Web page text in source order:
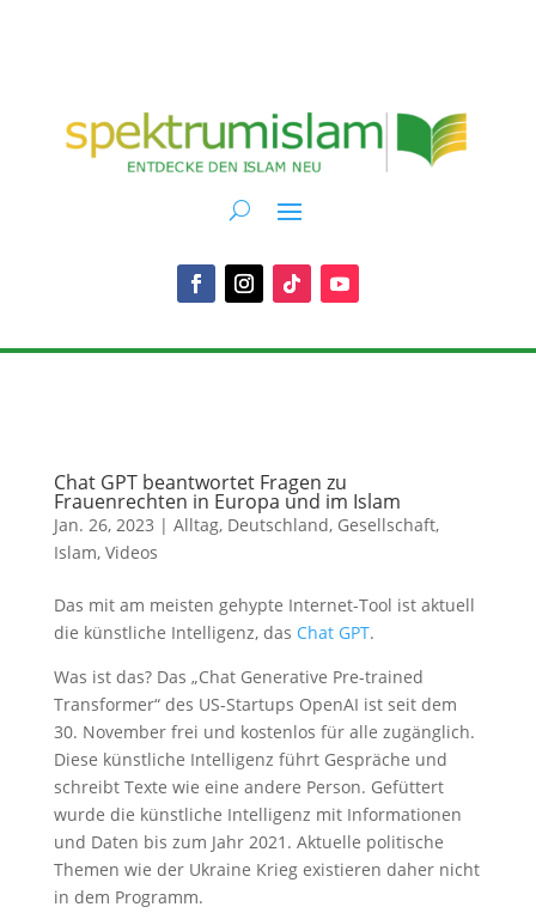
Chat GPT beantwortet Fragen zu
Frauenrechten in Europa und im Islam
Jan. 26, 2023 | Alltag, Deutschland, Gesellschaft,
Islam, Videos
Das mit am meisten gehypte Internet-Tool ist aktuell
die künstliche Intelligenz, das Chat GPT.
Was ist das? Das „Chat Generative Pre-trained
Transformer“ des US-Startups OpenAI ist seit dem
30. November frei und kostenlos für alle zugänglich.
Diese künstliche Intelligenz führt Gespräche und
schreibt Texte wie eine andere Person. Gefüttert
wurde die künstliche Intelligenz mit Informationen
und Daten bis zum Jahr 2021. Aktuelle politische
Themen wie der Ukraine Krieg existieren daher nicht
in dem Programm.